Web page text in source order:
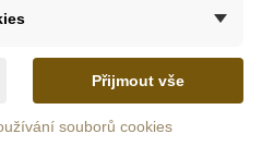
Skladem
Magnetická kniha
Přijmout vše
souborů cookies